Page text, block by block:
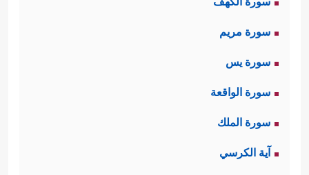
سورة مريم
سورة يس
سورة الواقعة
سورة الملك
آية الكرسي